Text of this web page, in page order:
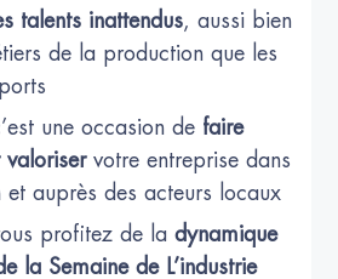
talents inattendus, aussi bien
de la production que les
une occasion de faire
valoriservotre entreprise dans
et auprès des acteurs locaux
profitez de ladynamique
la Semaine de L’industrie